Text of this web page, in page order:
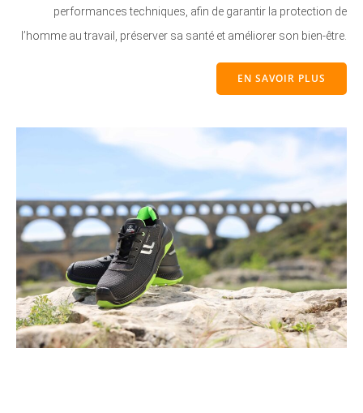
performances techniques, afin de garantir la protection de
l’homme au travail, préserver sa santé et améliorer son bien-être.
EN SAVOIR PLUS